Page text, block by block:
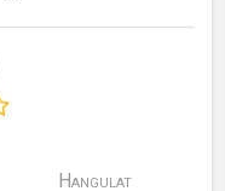
Hangulat